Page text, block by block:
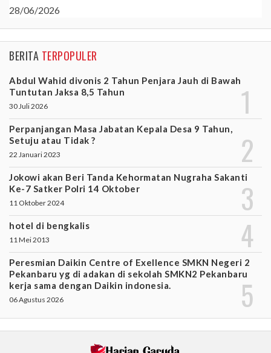
28/06/2026
BERITA TERPOPULER
Abdul Wahid divonis 2 Tahun Penjara Jauh di Bawah
Tuntutan Jaksa 8,5 Tahun
30 Juli 2026
Perpanjangan Masa Jabatan Kepala Desa 9 Tahun,
Setuju atau Tidak ?
22 Januari 2023
Jokowi akan Beri Tanda Kehormatan Nugraha Sakanti
Ke-7 Satker Polri 14 Oktober
11 Oktober 2024
hotel di bengkalis
11 Mei 2013
Peresmian Daikin Centre of Exellence SMKN Negeri 2
Pekanbaru yg di adakan di sekolah SMKN2 Pekanbaru
kerja sama dengan Daikin indonesia.
06 Agustus 2026